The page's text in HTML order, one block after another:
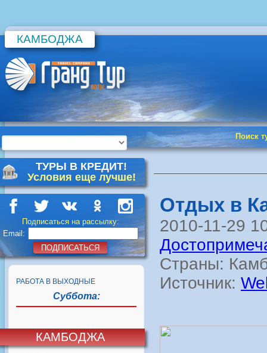
КАМБОДЖА
Поиск
ТУРЫ В КРЕДИТ!
Условия еще лучше!
Подписаться на рассылку:
Email:
ПОДПИСАТЬСЯ
РАБОТА В ВЫХОДНЫЕ
Суббота:
КАМБОДЖА
Отдых в
2010-11-29
Страны:
Источник: